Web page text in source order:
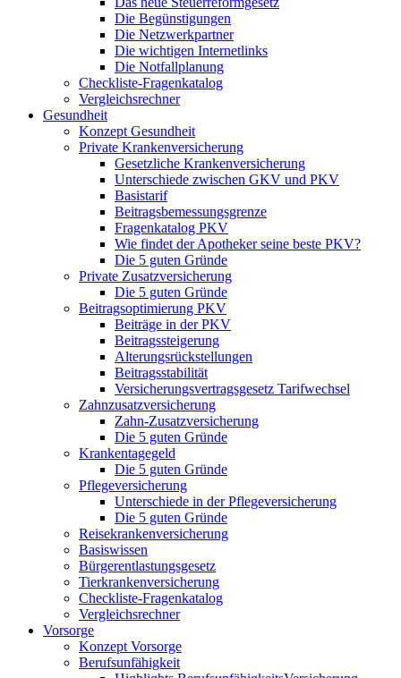
Die Begünstigungen
Die Netzwerkpartner
Die wichtigen Internetlinks
Die Notfallplanung
Checkliste-Fragenkatalog
Vergleichsrechner
Gesundheit
Konzept Gesundheit
Private Krankenversicherung
Gesetzliche Krankenversicherung
Unterschiede zwischen GKV und PKV
Basistarif
Beitragsbemessungsgrenze
Fragenkatalog PKV
Wie findet der Apotheker seine beste PKV?
Die 5 guten Gründe
Private Zusatzversicherung
Die 5 guten Gründe
Beitragsoptimierung PKV
Beiträge in der PKV
Beitragssteigerung
Alterungsrückstellungen
Beitragsstabilität
Versicherungsvertragsgesetz Tarifwechsel
Zahnzusatzversicherung
Zahn-Zusatzversicherung
Die 5 guten Gründe
Krankentagegeld
Die 5 guten Gründe
Pflegeversicherung
Unterschiede in der Pflegeversicherung
Die 5 guten Gründe
Reisekrankenversicherung
Basiswissen
Bürgerentlastungsgesetz
Tierkrankenversicherung
Checkliste-Fragenkatalog
Vergleichsrechner
Vorsorge
Konzept Vorsorge
Berufsunfähigkeit